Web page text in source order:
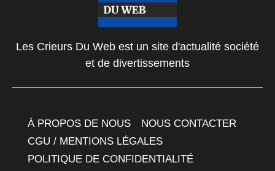
Les Crieurs Du Web est un site d'actualité société
et de divertissements
À PROPOS DE NOUS
NOUS CONTACTER
CGU / MENTIONS LÉGALES
POLITIQUE DE CONFIDENTIALITÉ